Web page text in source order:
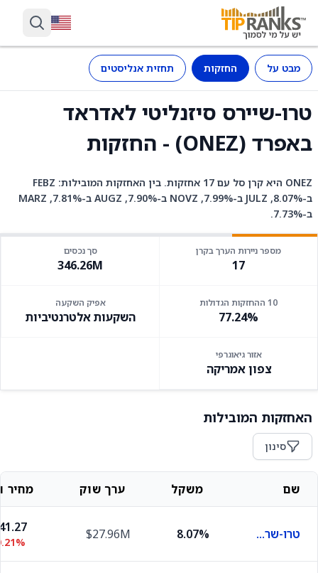
מבט על החזקות תחזית אנליסטים
טרו-שיירס סיזנליטי לאדראד
באפרד (ONEZ) - החזקות
ONEZ היא קרן סל עם 17 אחזקות. בין האחזקות המובילות: FEBZ
ב-8.07%, JULZ ב-7.99%, NOVZ ב-7.90%, AUGZ ב-7.81%, MARZ
ב-7.73%.
מספר ניירות הערך בקרן
17
סך נכסים
346.26M
10 ההחזקות הגדולות
77.24%
אפיק השקעה
השקעות אלטרנטיביות
אזור גיאוגרפי
צפון אמריקה
האחזקות המובילות
סינון
שם משקל ערך שוק מחיר
טרו-שרס סטרקטצ'רד אאוטקאם פברואר 8.07%
$27.96M